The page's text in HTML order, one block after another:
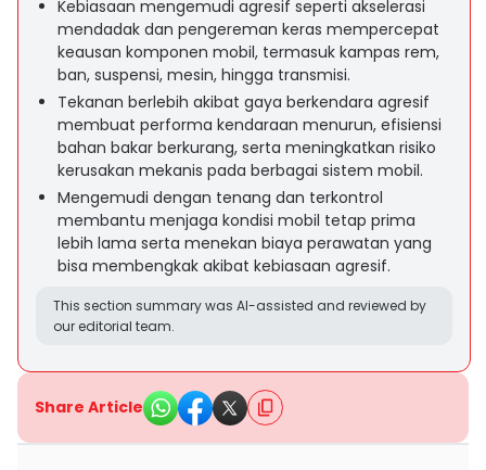
Kebiasaan mengemudi agresif seperti akselerasi
mendadak dan pengereman keras mempercepat
keausan komponen mobil, termasuk kampas rem,
ban, suspensi, mesin, hingga transmisi.
Tekanan berlebih akibat gaya berkendara agresif
membuat performa kendaraan menurun, efisiensi
bahan bakar berkurang, serta meningkatkan risiko
kerusakan mekanis pada berbagai sistem mobil.
Mengemudi dengan tenang dan terkontrol
membantu menjaga kondisi mobil tetap prima
lebih lama serta menekan biaya perawatan yang
bisa membengkak akibat kebiasaan agresif.
This section summary was AI-assisted and reviewed by
our editorial team.
Share Article